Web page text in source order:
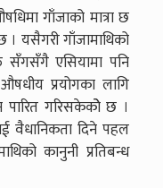
गाँजाको मात्रा छ
यसैगरी गाँजामाथिको
सँगसँगै एसियामा पनि
प्रयोगका लागि
पारित गरिसकेकोे छ ।
वैधानिकता दिने पहल
कानुनी प्रतिबन्ध